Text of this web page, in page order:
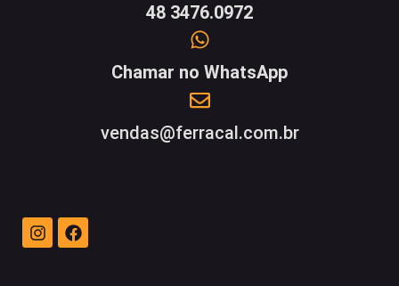
48 3476.0972
Chamar no WhatsApp
vendas@ferracal.com.br